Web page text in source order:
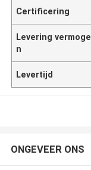
Certificering
Levering vermoge
n
Levertijd
ONGEVEER ONS